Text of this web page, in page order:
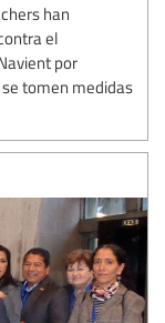
han
el
por
tomen medidas